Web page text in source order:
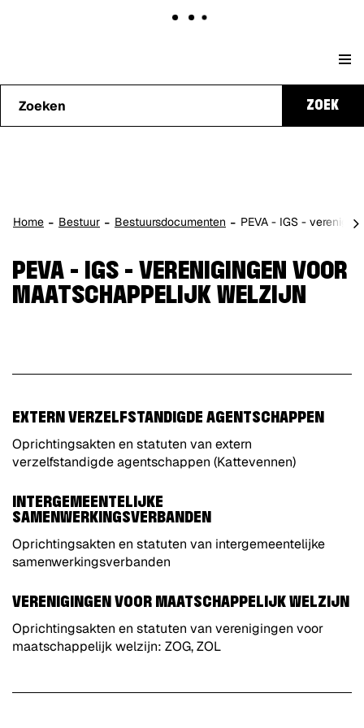
Genk
kunnen
we je
ZOEK
Home Bestuur Bestuursdocumenten PEVA - IGS -
PEVA - IGS - VERENIGINGEN VOOR
MAATSCHAPPELIJK WELZIJN
EXTERN VERZELFSTANDIGDE AGENTSCHAPPEN
Oprichtingsakten en statuten van extern
verzelfstandigde agentschappen (Kattevennen)
INTERGEMEENTELIJKE
SAMENWERKINGSVERBANDEN
Oprichtingsakten en statuten van intergemeentelijke
samenwerkingsverbanden
VERENIGINGEN VOOR MAATSCHAPPELIJK WELZIJN
Oprichtingsakten en statuten van verenigingen voor
maatschappelijk welzijn: ZOG, ZOL